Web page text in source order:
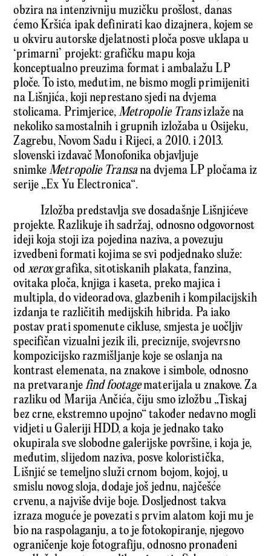
obzira na intenzivniju muzičku prošlost, danas
ćemo Kršića ipak definirati kao dizajnera, kojem se
u okviru autorske djelatnosti ploča posve uklapa u
‘primarni’ projekt: grafičku mapu koja
konceptualno preuzima format i ambalažu LP
ploče. To isto, međutim, ne bismo mogli primijeniti
na Lišnjića, koji neprestano sjedi na dvjema
stolicama. Primjerice,Metropolie Transizlaže na
nekoliko samostalnih i grupnih izložaba u Osijeku,
Zagrebu, Novom Sadu i Rijeci, a 2010. i 2013.
slovenski izdavač Monofonika objavljuje
snimkeMetropolie Transana dvjema LP pločama iz
serije „Ex Yu Electronica“.
Izložba predstavlja sve dosadašnje Lišnjićeve
projekte. Razlikuje ih sadržaj, odnosno odgovornost
ideji koja stoji iza pojedina naziva, a povezuju
izvedbeni formati kojima se svi podjednako služe:
odxeroxgrafika, sitotiskanih plakata, fanzina,
ovitaka ploča, knjiga i kaseta, preko majica i
multipla, do videoradova, glazbenih i kompilacijskih
izdanja te različitih medijskih hibrida. Pa iako
postav prati spomenute cikluse, smjesta je uočljiv
specifičan vizualni jezik ili, preciznije, svojevrsno
kompozicijsko razmišljanje koje se oslanja na
kontrast elemenata, na znakove i simbole, odnosno
na pretvaranjefind footagematerijala u znakove. Za
razliku od Marija Ančića, čiju smo izložbu „Tiskaj
bez crne, ekstremno upojno“ također nedavno mogli
vidjeti u Galeriji HDD, a koja je jednako tako
okupirala sve slobodne galerijske površine, i koja je,
međutim, slijedom naziva, posve koloristička,
Lišnjić se temeljno služi crnom bojom, kojoj, u
smislu novog sloja, dodaje još jednu, najčešće
crvenu, a najviše dvije boje. Dosljednost takva
izraza moguće je povezati s prvim alatom koji mu je
bio na raspolaganju, a to je fotokopiranje, njegovo
ograničenje koje fotografiju, odnosno pronađeni